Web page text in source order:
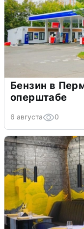
Бензин в
оперштабе
6 августа 0